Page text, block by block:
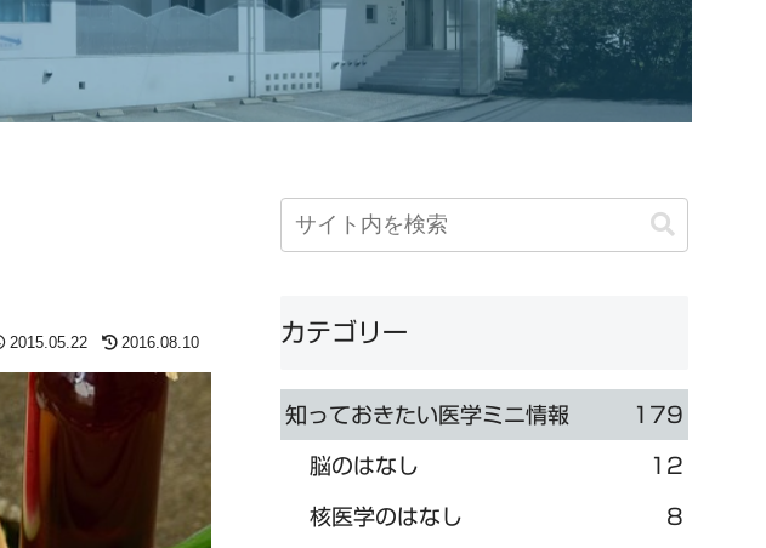
2015.05.22 2016.08.10 カテゴリー
知っておきたい医学ミニ情報 179
核医学のはなし 8
脳のはなし 12